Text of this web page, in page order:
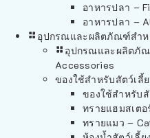
อาหารปลา –
อาหารปลา –
อุปกรณและผลิตภัณฑ์สำห
อุปกรณและผลิตภั
Accessories
ของใช้สำหรับสัตว์เลี้
ของใช้สำหรับสั
ทรายแฮมสเตอ
ทรายแมว –